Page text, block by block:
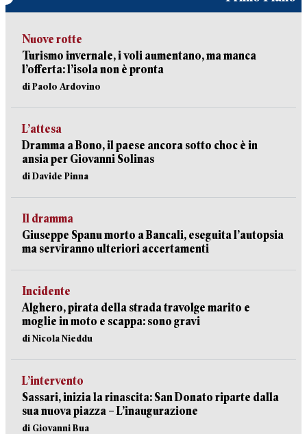
Nuove rotte
Turismo invernale, i voli aumentano, ma manca
l’offerta: l’isola non è pronta
di Paolo Ardovino
L’attesa
Dramma a Bono, il paese ancora sotto choc è in
ansia per Giovanni Solinas
di Davide Pinna
Il dramma
Giuseppe Spanu morto a Bancali, eseguita l’autopsia
ma serviranno ulteriori accertamenti
Incidente
Alghero, pirata della strada travolge marito e
moglie in moto e scappa: sono gravi
di Nicola Nieddu
L’intervento
Sassari, inizia la rinascita: San Donato riparte dalla
sua nuova piazza – L’inaugurazione
di Giovanni Bua